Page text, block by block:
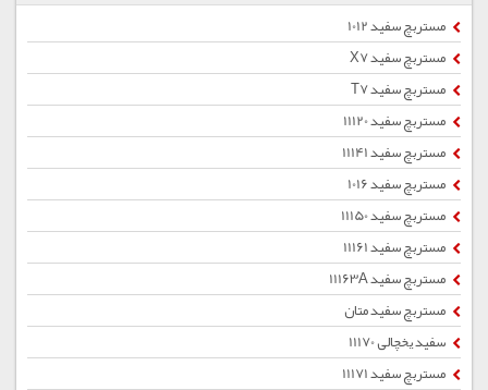
مستربچ سفید 1012
مستربچ سفید X7
مستربچ سفید T7
مستربچ سفید 11120
مستربچ سفید 11141
مستربچ سفید 1016
مستربچ سفید 11150
مستربچ سفید 11161
مستربچ سفید 11163A
مستربچ سفید متان
سفید یخچالی 11170
مستربچ سفید 11171